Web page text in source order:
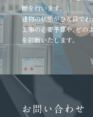
断を行います。
建物の状態がひと目でわ
工事の必要予算や、どの
を診断いたします。
お問い合わせ